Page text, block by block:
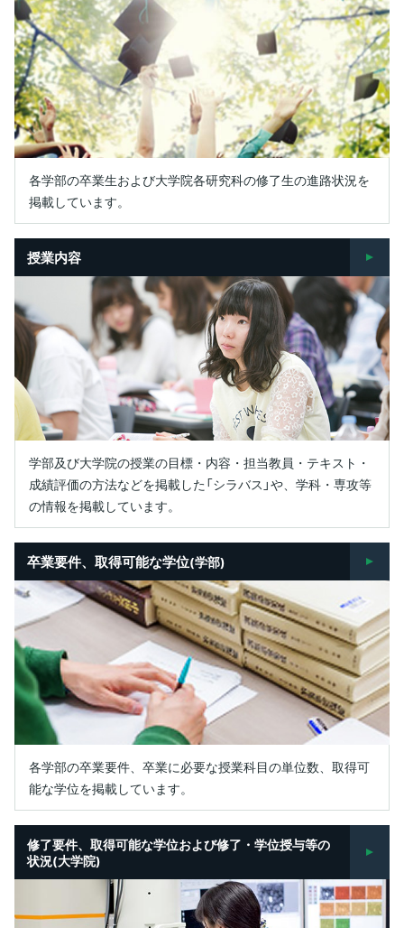
各学部の卒業生および大学院各研究科の修了生の進路状況を
掲載しています。
授業内容
学部及び大学院の授業の目標・内容・担当教員・テキスト・
成績評価の方法などを掲載した「シラバス」や、学科・専攻等
の情報を掲載しています。
卒業要件、取得可能な学位(学部)
各学部の卒業要件、卒業に必要な授業科目の単位数、取得可
能な学位を掲載しています。
修了要件、取得可能な学位および修了・学位授与等の
状況(大学院)